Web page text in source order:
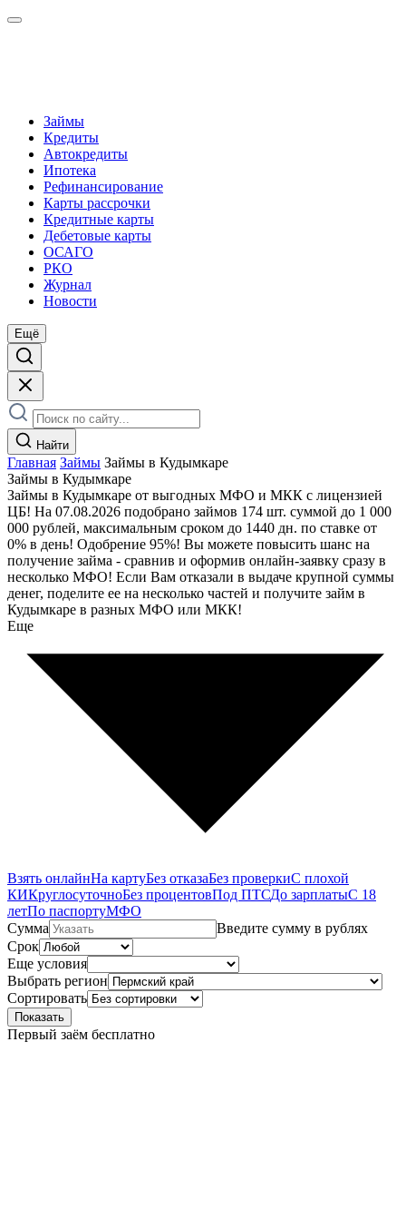
Займы
Кредиты
Автокредиты
Ипотека
Рефинансирование
Карты рассрочки
Кредитные карты
Дебетовые карты
ОСАГО
РКО
Журнал
Новости
Ещё
Найти
Главная Займы Займы в Кудымкаре
Займы в Кудымкаре
Займы в Кудымкаре от выгодных МФО и МКК с лицензией
ЦБ! На 07.08.2026 подобрано займов 174 шт. суммой до 1 000
000 рублей, максимальным сроком до 1440 дн. по ставке от
0% в день! Одобрение 95%! Вы можете повысить шанс на
получение займа - сравнив и оформив онлайн-заявку сразу в
несколько МФО! Если Вам отказали в выдаче крупной суммы
денег, поделите ее на несколько частей и получите займ в
Кудымкаре в разных МФО или МКК!
Еще
Взять онлайнНа картуБез отказаБез проверкиС плохой
КИКруглосуточноБез процентовПод ПТСДо зарплатыС 18
летПо паспортуМФО
Сумма
Введите сумму в рублях
Срок
Еще условия
Выбрать регион
Сортировать
Показать
Первый заём бесплатно